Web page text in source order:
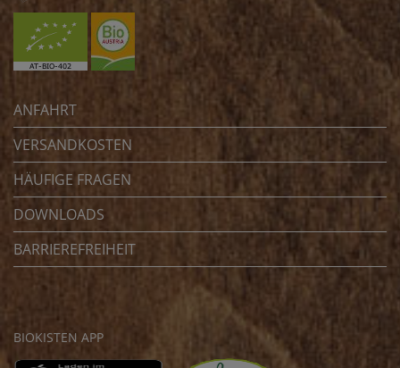
ANFAHRT
VERSANDKOSTEN
HÄUFIGE FRAGEN
DOWNLOADS
BARRIEREFREIHEIT
BIOKISTEN APP